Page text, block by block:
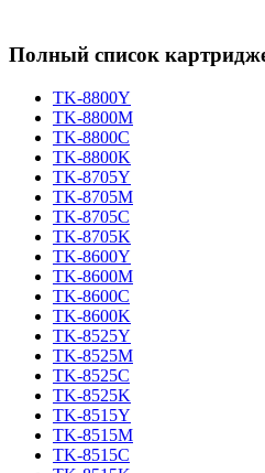
Полный список
TK-8800Y
TK-8800M
TK-8800C
TK-8800K
TK-8705Y
TK-8705M
TK-8705C
TK-8705K
TK-8600Y
TK-8600M
TK-8600C
TK-8600K
TK-8525Y
TK-8525M
TK-8525C
TK-8525K
TK-8515Y
TK-8515M
TK-8515C